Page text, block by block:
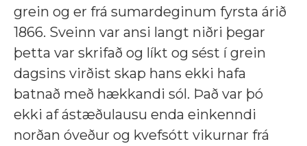
grein og er frá sumardeginum fyrsta árið
1866. Sveinn var ansi langt niðri þegar
þetta var skrifað og líkt og sést í grein
dagsins virðist skap hans ekki hafa
batnað með hækkandi sól. Það var þó
ekki af ástæðulausu enda einkenndi
norðan óveður og kvefsótt vikurnar frá